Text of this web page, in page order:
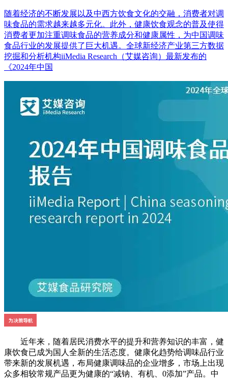
随着经济的不断发展以及中西方饮食文化的交融，消费者对调
味食品的需求越来越多元化。此外，健康饮食观念的普及使得
消费者更加注重调味食品的营养成分和健康属性，为中国调味
食品行业的发展提供了巨大机遇。全球新经济产业第三方数据
挖掘和分析机构iiMedia Research（艾媒咨询）最新发布的
《2024年中国
近年来，随着居民消费水平的提升和营养知识的丰富，健
康饮食已成为国人全新的生活态度。健康化趋势给调味品行业
带来新的发展机遇，布局健康调味品的企业增多，市场上出现
众多相较常规产品更为健康的“减钠、有机、0添加”产品。中